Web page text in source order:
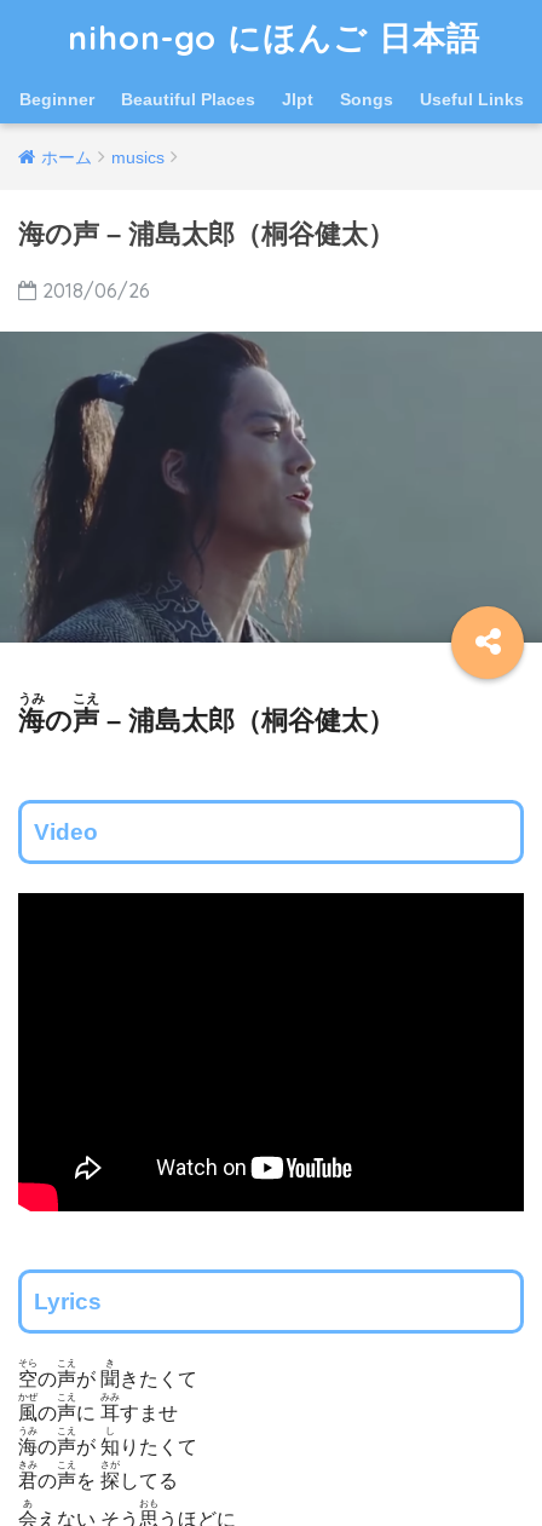
nihon-go にほんご 日本語
Beginner Beautiful Places Jlpt Songs Useful Links
ホーム musics
海の声 – 浦島太郎（桐谷健太）
2018/06/26
海
うみ
の声
こえ
– 浦島太郎（桐谷健太）
Video
Lyrics
空
そら
の声
こえ
が 聞
き
きたくて
風
かぜ
の声
こえ
に 耳
みみ
すませ
海
うみ
の声
こえ
が 知
し
りたくて
君
きみ
の声
こえ
を 探
さが
してる
会
あ
えない そう 思
おも
うほどに